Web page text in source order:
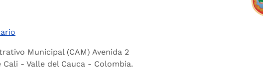
Municipal (CAM) Avenida 2
- Valle del Cauca - Colombia.